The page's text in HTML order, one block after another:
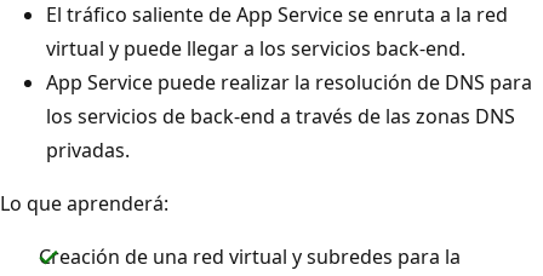
El tráfico saliente de App Service se enruta a la red
virtual y puede llegar a los servicios back-end.
App Service puede realizar la resolución de DNS para
los servicios de back-end a través de las zonas DNS
privadas.
Lo que aprenderá:
Creación de una red virtual y subredes para la